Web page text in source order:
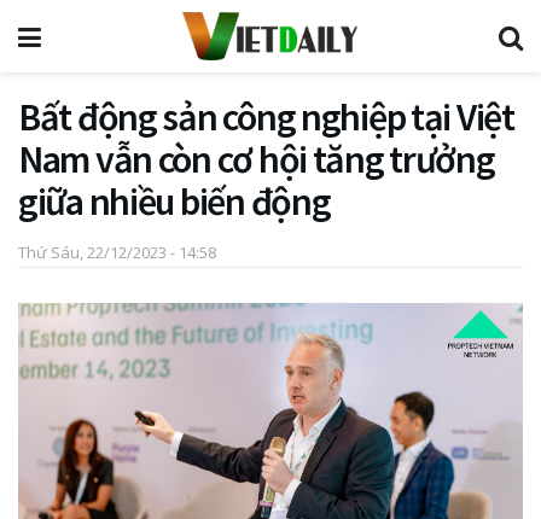
Bất động sản công nghiệp tại Việt
Nam vẫn còn cơ hội tăng trưởng
giữa nhiều biến động
Thứ Sáu, 22/12/2023 - 14:58